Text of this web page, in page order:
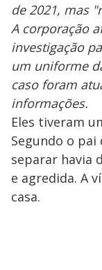
de 2021, mas
A corporação
investigação
um uniforme
caso foram
informações.
Eles tiveram
Segundo o
separar havia
e agredida. A
casa.